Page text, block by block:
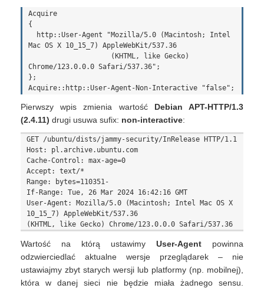
Acquire
{
Mac OS X 10_15_7) AppleWebKit/537.36
Chrome/123.0.0.0 Safari/537.36";
};
Pierwszy wpis zmienia wartość Debian APT-HTTP/1.3
(2.4.11) drugi usuwa sufix: non-interactive:
GET /ubuntu/dists/jammy-security/InRelease HTTP/1.1
Host: pl.archive.ubuntu.com
Cache-Control: max-age=0
Accept: text/*
Range: bytes=110351-
If-Range: Tue, 26 Mar 2024 16:42:16 GMT
User-Agent: Mozilla/5.0 (Macintosh; Intel Mac OS X
10_15_7) AppleWebKit/537.36
Wartość na którą ustawimy User-Agent powinna
odzwierciedlać aktualne wersje przeglądarek – nie
ustawiajmy zbyt starych wersji lub platformy (np. mobilnej),
która w danej sieci nie będzie miała żadnego sensu.